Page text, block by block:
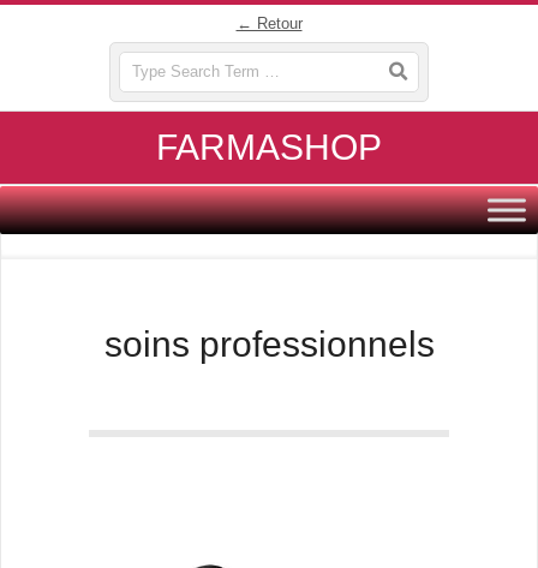
← Retour
FARMASHOP
Primary
Navigation
soins professionnels